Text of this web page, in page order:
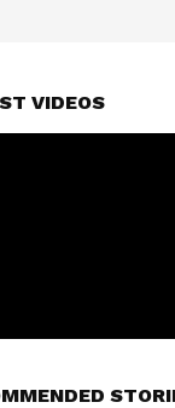
VIDEOS